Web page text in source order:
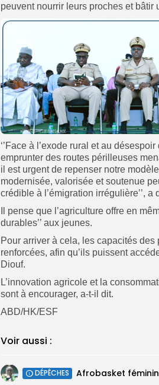
peuvent nourrir leurs proches et bâtir
‘’Face à l’exode rural et au
emprunter des routes périlleuses
il est urgent de repenser notre
modernisée, valorisée et soutenue
crédible à l’émigration irrégulière’’, a
Il pense que l’agriculture offre en
durables’’ aux jeunes.
Pour arriver à cela, les capacités des
renforcées, afin qu’ils puissent
Diouf.
L’innovation agricole et la
sont à encourager, a-t-il dit.
ABD/HK/ESF
Voir aussi :
DÉPÊCHES